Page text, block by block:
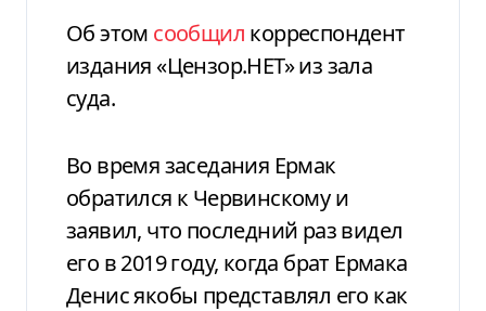
Об этом сообщил корреспондент
издания «Цензор.НЕТ» из зала
суда.
Во время заседания Ермак
обратился к Червинскому и
заявил, что последний раз видел
его в 2019 году, когда брат Ермака
Денис якобы представлял его как